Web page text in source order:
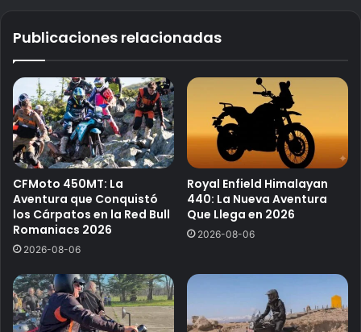
Publicaciones relacionadas
CFMoto 450MT: La
Aventura que Conquistó
los Cárpatos en la Red Bull
Romaniacs 2026
2026-08-06
Royal Enfield Himalayan
440: La Nueva Aventura
Que Llega en 2026
2026-08-06